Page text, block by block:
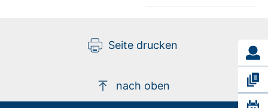
Seite drucken
nach oben